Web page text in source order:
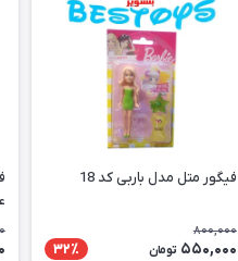
فیگور متل مدل باربی کد 18
800,000
550,000 تومان 32٪